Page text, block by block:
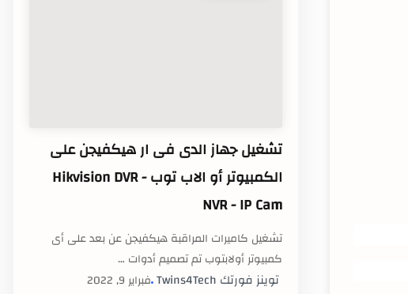
تشغيل جهاز الدى فى ار هيكفيجن على
الكمبيوتر أو الاب توب Hikvision DVR -
NVR - IP Cam
تشغيل كاميرات المراقبة هيكفيجن عن بعد على أى
كمبيوتر أولابتوب تم تصميم أدوات …